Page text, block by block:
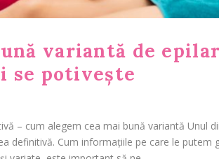
variantă de
se potivește
– cum alegem cea mai bună variantă Unul
definitivă. Cum informațiile pe care le putem